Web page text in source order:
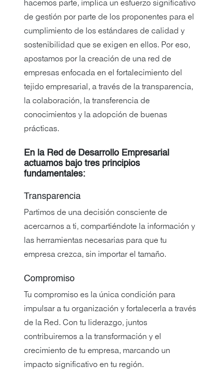
hacemos parte, implica un esfuerzo significativo
de gestión por parte de los proponentes para el
cumplimiento de los estándares de calidad y
sostenibilidad que se exigen en ellos. Por eso,
apostamos por la creación de una red de
empresas enfocada en el fortalecimiento del
tejido empresarial, a través de la transparencia,
la colaboración, la transferencia de
conocimientos y la adopción de buenas
prácticas.
En la Red de Desarrollo Empresarial
actuamos bajo tres principios
fundamentales:
Transparencia
Partimos de una decisión consciente de
acercarnos a ti, compartiéndote la información y
las herramientas necesarias para que tu
empresa crezca, sin importar el tamaño.
Compromiso
Tu compromiso es la única condición para
impulsar a tu organización y fortalecerla a través
de la Red. Con tu liderazgo, juntos
contribuiremos a la transformación y el
crecimiento de tu empresa, marcando un
impacto significativo en tu región.